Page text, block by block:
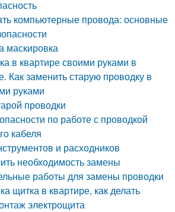
компьютерные провода: основные
маскировка
в квартире своими руками в
Как заменить старую проводку в
руками
проводки
по работе с проводкой
кабеля
и расходников
необходимость замены
работы для замены проводки
щитка в квартире, как делать
электрощита